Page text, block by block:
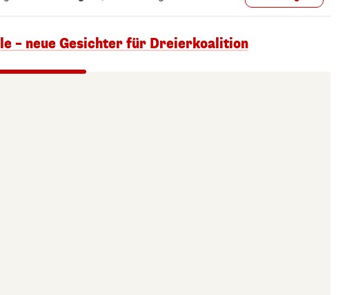
– neue Gesichter für Dreierkoalition